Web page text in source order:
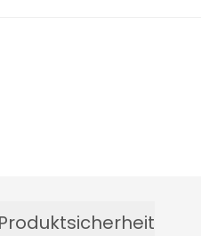
Produktsicherheit